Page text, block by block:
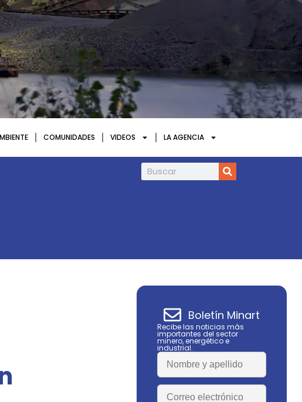
COMUNIDADES VIDEOS LA AGENCIA
Infield Minerals amplía en 85% la
Boletín Minart
Recibe las noticias más
importantes del sector
minero, energético e
industrial.